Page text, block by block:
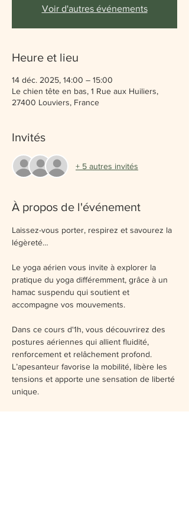
Voir d'autres événements
Heure et lieu
14 déc. 2025, 14:00 – 15:00
Le chien tête en bas, 1 Rue aux Huiliers,
27400 Louviers, France
Invités
+ 5 autres invités
À propos de l'événement
Laissez-vous porter, respirez et savourez la
légèreté…
Le yoga aérien vous invite à explorer la
pratique du yoga différemment, grâce à un
hamac suspendu qui soutient et
accompagne vos mouvements.
Dans ce cours d'1h, vous découvrirez des
postures aériennes qui allient fluidité,
renforcement et relâchement profond.
L’apesanteur favorise la mobilité, libère les
tensions et apporte une sensation de liberté
unique.